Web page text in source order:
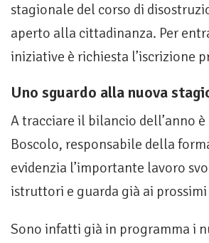
stagionale del corso di
aperto alla cittadinanza. Per
iniziative è richiesta l’iscrizione
Uno sguardo alla nuova
A tracciare il bilancio dell’anno è
Boscolo, responsabile della
evidenzia l’importante lavoro
istruttori e guarda già ai
Sono infatti già in programma i